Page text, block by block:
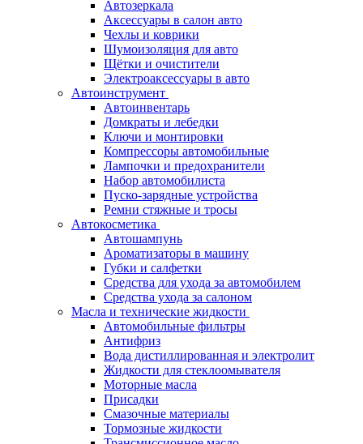
Автозеркала
Аксессуары в салон авто
Чехлы и коврики
Шумоизоляция для авто
Щётки и очистители
Электроаксессуары в авто
Автоинструмент
Автоинвентарь
Домкраты и лебедки
Ключи и монтировки
Компрессоры автомобильные
Лампочки и предохранители
Набор автомобилиста
Пуско-зарядные устройства
Ремни стяжные и тросы
Автокосметика
Автошампунь
Ароматизаторы в машину
Губки и салфетки
Средства для ухода за автомобилем
Средства ухода за салоном
Масла и технические жидкости
Автомобильные фильтры
Антифриз
Вода дистиллированная и электролит
Жидкости для стеклоомывателя
Моторные масла
Присадки
Смазочные материалы
Тормозные жидкости